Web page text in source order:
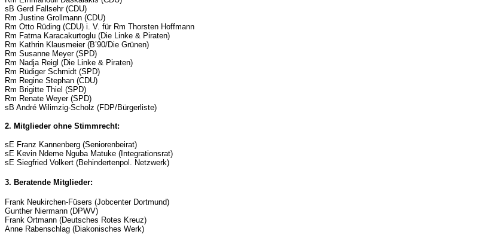
sB Gerd Fallsehr (CDU)
Rm Justine Grollmann (CDU)
Rm Otto Rüding (CDU) i. V. für Rm Thorsten Hoffmann
Rm Fatma Karacakurtoglu (Die Linke & Piraten)
Rm Kathrin Klausmeier (B’90/Die Grünen)
Rm Susanne Meyer (SPD)
Rm Nadja Reigl (Die Linke & Piraten)
Rm Rüdiger Schmidt (SPD)
Rm Regine Stephan (CDU)
Rm Brigitte Thiel (SPD)
Rm Renate Weyer (SPD)
sB André Wilimzig-Scholz (FDP/Bürgerliste)
2. Mitglieder ohne Stimmrecht:
sE Franz Kannenberg (Seniorenbeirat)
sE Kevin Ndeme Nguba Matuke (Integrationsrat)
sE Siegfried Volkert (Behindertenpol. Netzwerk)
3. Beratende Mitglieder:
Frank Neukirchen-Füsers (Jobcenter Dortmund)
Gunther Niermann (DPWV)
Frank Ortmann (Deutsches Rotes Kreuz)
Anne Rabenschlag (Diakonisches Werk)